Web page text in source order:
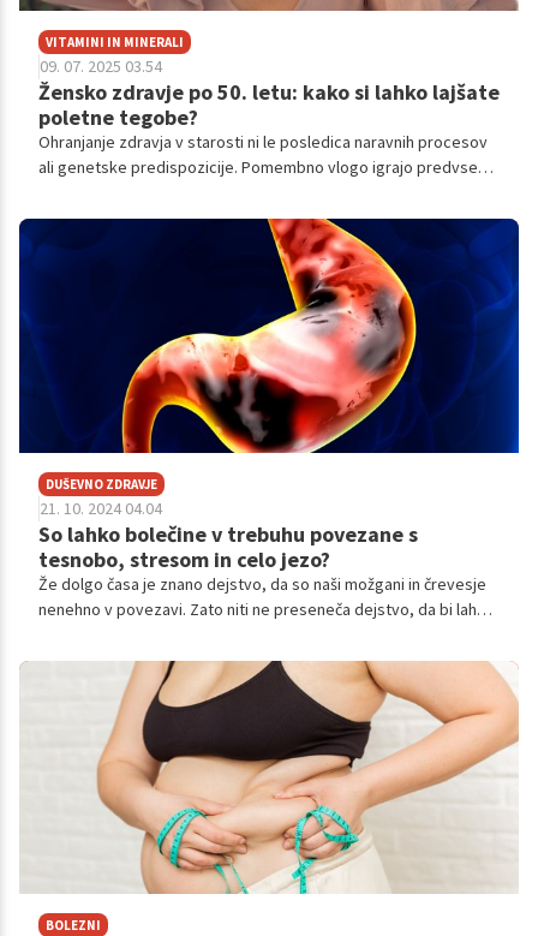
VITAMINI IN MINERALI
09. 07. 2025 03.54
Žensko zdravje po 50. letu: kako si lahko lajšate
poletne tegobe?
Ohranjanje zdravja v starosti ni le posledica naravnih procesov
ali genetske predispozicije. Pomembno vlogo igrajo predvsem
počutje in kakovost življenja. Posebej pri ženskah po 50. letu
starosti pa lahko dosledno upoštevanje določenih priporočil še
dodatno in pomembno prispeva k izboljšanju fizičnega in
psihičnega stanja ter lajšanju simptomov menopavze.
DUŠEVNO ZDRAVJE
21. 10. 2024 04.04
So lahko bolečine v trebuhu povezane s
tesnobo, stresom in celo jezo?
Že dolgo časa je znano dejstvo, da so naši možgani in črevesje
nenehno v povezavi. Zato niti ne preseneča dejstvo, da bi lahko
težavami v trebuhu, pa tudi obratno!
BOLEZNI